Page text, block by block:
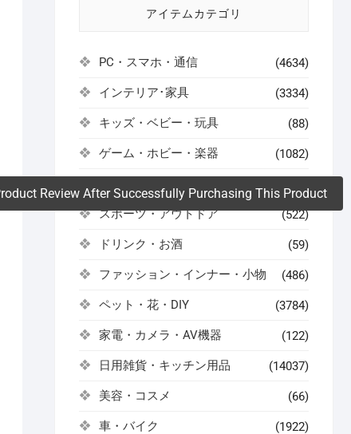
Review After Successfully Purchasing This Product
アイテムカテゴリ
PC・スマホ・通信 (4634)
インテリア･家具 (3334)
キッズ・ベビー・玩具 (88)
ゲーム・ホビー・楽器 (1082)
スポーツ・アウトドア (522)
ドリンク・お酒 (59)
ファッション・インナー・小物 (486)
ペット・花・DIY (3784)
家電・カメラ・AV機器 (122)
日用雑貨・キッチン用品 (14037)
美容・コスメ (66)
車・バイク (1922)